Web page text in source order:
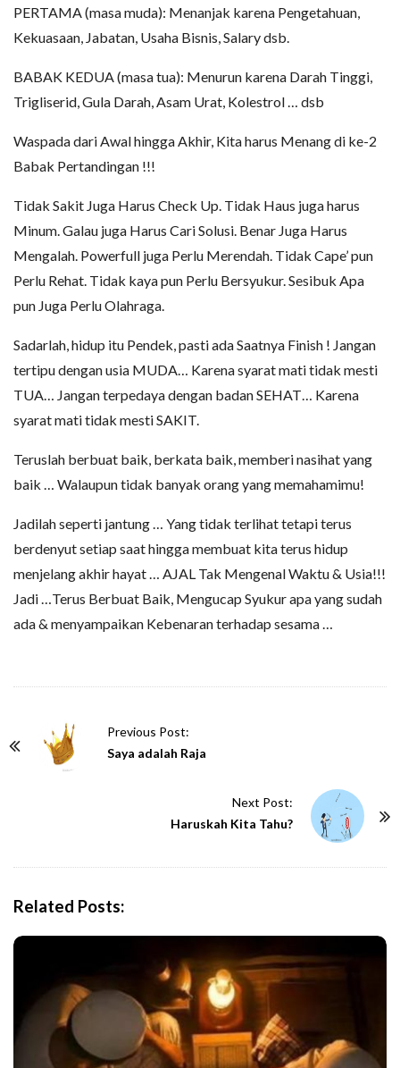
PERTAMA (masa muda): Menanjak karena Pengetahuan,
Kekuasaan, Jabatan, Usaha Bisnis, Salary dsb.
BABAK KEDUA (masa tua): Menurun karena Darah Tinggi,
Trigliserid, Gula Darah, Asam Urat, Kolestrol … dsb
Waspada dari Awal hingga Akhir, Kita harus Menang di ke-2
Babak Pertandingan !!!
Tidak Sakit Juga Harus Check Up. Tidak Haus juga harus
Minum. Galau juga Harus Cari Solusi. Benar Juga Harus
Mengalah. Powerfull juga Perlu Merendah. Tidak Cape’ pun
Perlu Rehat. Tidak kaya pun Perlu Bersyukur. Sesibuk Apa
pun Juga Perlu Olahraga.
Sadarlah, hidup itu Pendek, pasti ada Saatnya Finish ! Jangan
tertipu dengan usia MUDA… Karena syarat mati tidak mesti
TUA… Jangan terpedaya dengan badan SEHAT… Karena
syarat mati tidak mesti SAKIT.
Teruslah berbuat baik, berkata baik, memberi nasihat yang
baik … Walaupun tidak banyak orang yang memahamimu!
Jadilah seperti jantung … Yang tidak terlihat tetapi terus
berdenyut setiap saat hingga membuat kita terus hidup
menjelang akhir hayat … AJAL Tak Mengenal Waktu & Usia!!!
Jadi …Terus Berbuat Baik, Mengucap Syukur apa yang sudah
ada & menyampaikan Kebenaran terhadap sesama …
Previous Post:
Saya adalah Raja
Next Post:
Haruskah Kita Tahu?
Related Posts: